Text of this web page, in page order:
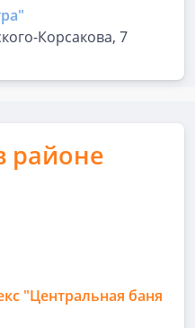
Корсакова, 7
районе
"Центральная баня